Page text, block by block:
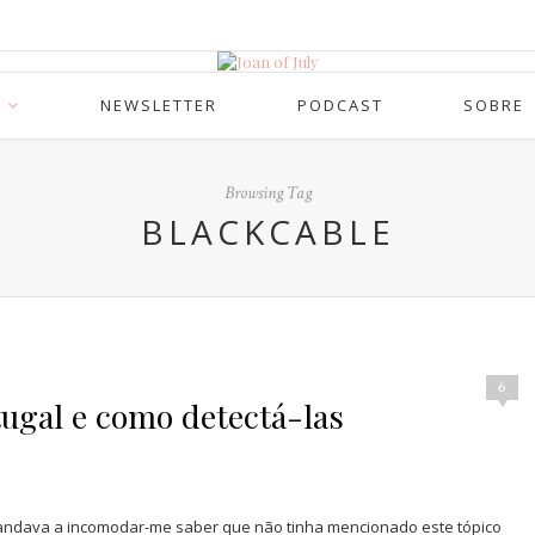
NEWSLETTER PODCAST SOBRE
Browsing Tag
BLACKCABLE
6
e como detectá-las
a incomodar-me saber que não tinha mencionado este tópico